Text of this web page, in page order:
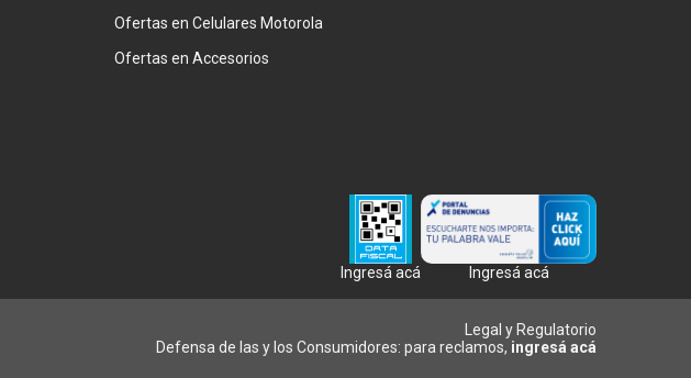
Ofertas en Celulares Motorola
Ofertas en Accesorios
Ingresá acá Ingresá acá
Defensa de las y los Consumidores: para reclamos, ingresá acá
Legal y Regulatorio